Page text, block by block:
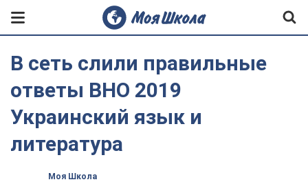
В сеть слили правильные
ответы ВНО 2019
Украинский язык и
литература
Моя Школа